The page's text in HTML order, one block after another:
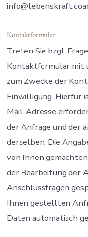
Kontaktformular
Treten Sie bzgl.
Kontaktformular mit
zum Zwecke der
Einwilligung. Hierfür
Mail-Adresse
der Anfrage und der
derselben. Die
von Ihnen
der Bearbeitung der
Anschlussfragen
Ihnen gestellten
Daten automatisch